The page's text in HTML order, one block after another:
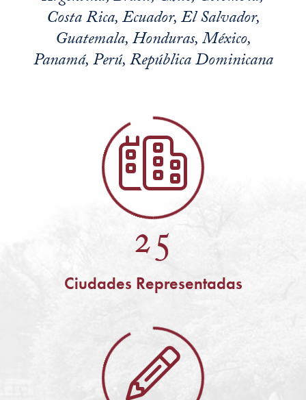
Costa Rica, Ecuador, El Salvador,
Guatemala, Honduras, México,
Panamá, Perú, República Dominicana
25
Ciudades Representadas